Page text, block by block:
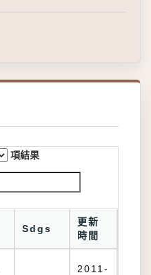
項結果
Sdgs
更新
時間
2011-